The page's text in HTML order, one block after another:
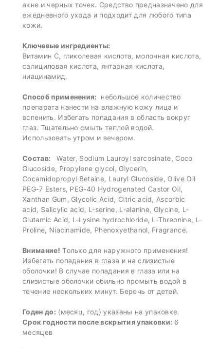
акне и черных точек. Средство предназначено для
ежедневного ухода и подходит для любого типа
кожи.
Ключевые ингредиенты:
Витамин С, гликолевая киcлота, молочная кислота,
салициловая кислота, янтарная кислота,
ниацинамид.
Способ применения:
небольшое количество
препарата нанести на влажную кожу лица и
вспенить. Избегать попадания в область вокруг
глаз. Тщательно смыть теплой водой.
Использовать утром и вечером.
Состав:
Water, Sodium Lauroyl sarcosinate, Coco
Glucoside, Propylene glycol, Glycerin,
Cocamidopropyl Betaine, Lauryl Glucoside, Olive Oil
PEG-7 Esters, PEG-40 Hydrogenated Castor Oil,
Xanthan Gum, Glycolic Acid, Citric acid, Ascorbic
acid, Salicylic acid, L-serine, L-alanine, Glycine, L-
Glutamic Acid, L-Lysine hydrochloride, L-Threonine, L-
Proline, Niacinamide, Phenoxyethanol, Fragrance.
Внимание! Только для наружного применения!
Избегать попадания в глаза и на слизистые
оболочки! В случае попадания в глаза или на
слизистые оболочки обильно промыть водой в
течение нескольких минут. Беречь от детей.
Годен до: (месяц, год) указаны на упаковке.
Срок годности после вскрытия упаковки: 6
месяцев